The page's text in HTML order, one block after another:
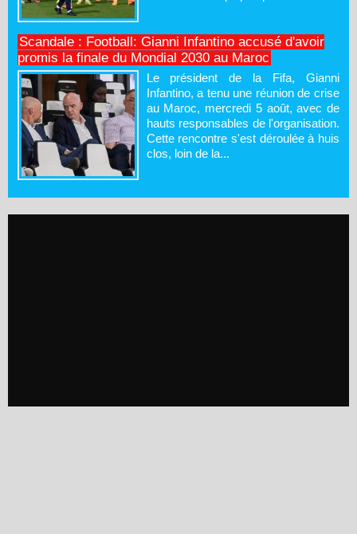
Scandale : Football: Gianni Infantino accusé d'avoir
promis la finale du Mondial 2030 au Maroc
Le président de la Fifa, Gianni
Infantino, a tenu une réunion de crise
au Maroc, mercredi 5 août, avec de
hauts responsables de l'organisation.
Cette rencontre s'est déroulée à huis
clos, loin de la...